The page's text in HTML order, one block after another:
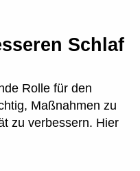
Schlaf
Rolle für den
Maßnahmen zu
zu verbessern. Hier